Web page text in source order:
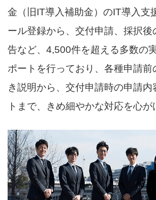
金（旧IT導入補助金）のIT導入支
ール登録から、交付申請、採択後
告など、4,500件を超える多数の
ポートを行っており、各種申請前
き説明から、交付申請時の申請内
トまで、きめ細やかな対応を心が